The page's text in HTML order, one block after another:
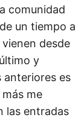
comunidad
un tiempo a
desde
y
anteriores es
me
las entradas